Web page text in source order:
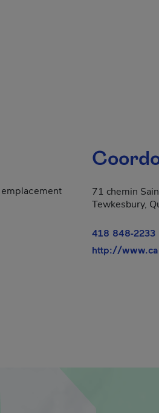
dans une nouvelle fenêtre.
71 chemin
Tewkesbury,
418 848-2233
http://